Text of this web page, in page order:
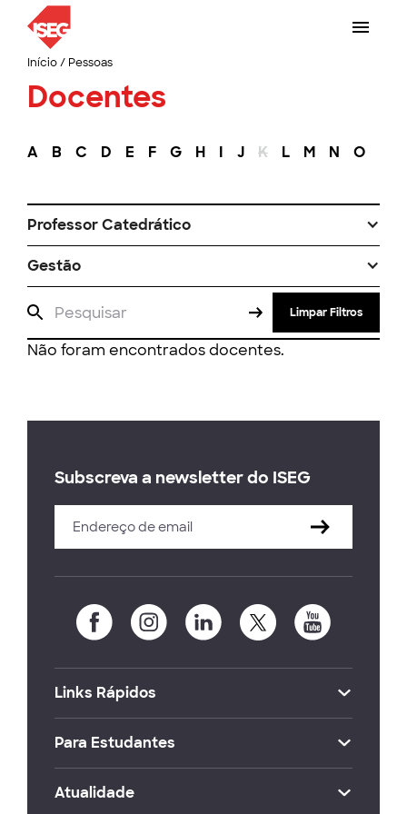
Início/ Pessoas
Docentes
A B C D E F G H I J K L M N O
Professor Catedrático
Gestão
Limpar Filtros
Não foram encontrados docentes.
Subscreva a newsletter do ISEG
Links Rápidos
Para Estudantes
Atualidade